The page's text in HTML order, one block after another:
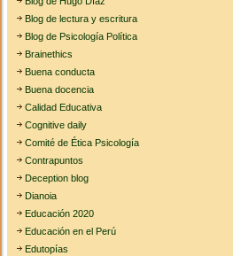
Blog de lectura y escritura
Blog de Psicología Política
Brainethics
Buena conducta
Buena docencia
Calidad Educativa
Cognitive daily
Comité de Ética Psicología
Contrapuntos
Deception blog
Dianoia
Educación 2020
Educación en el Perú
Edutopías